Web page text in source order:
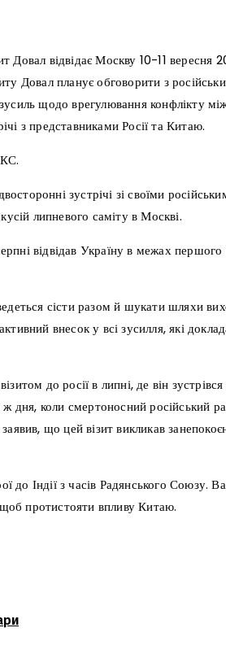
Довал відвідає Москву 10-11 вересня
Довал планує обговорити з
щодо врегулювання конфлікту
з представниками Росії та Китаю.
зустрічі зі своїми
липневого саміту в Москві.
відвідав Україну в межах першого
сісти разом й шукати шляхи
внесок у всі зусилля, які
до росії в липні, де він
дня, коли смертоносний російський
що цей візит викликав
до Індії з часів Радянського Союзу.
протистояти впливу Китаю.